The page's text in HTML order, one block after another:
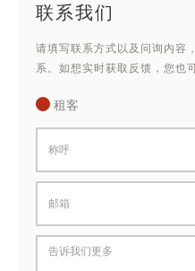
联系我们
请填写联系方式以及问询内容
系。如想实时获取反馈，您也
租客